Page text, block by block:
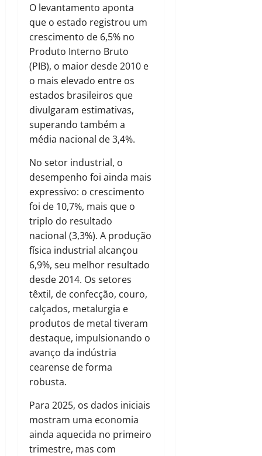
O levantamento aponta
que o estado registrou um
crescimento de 6,5% no
Produto Interno Bruto
(PIB), o maior desde 2010 e
o mais elevado entre os
estados brasileiros que
divulgaram estimativas,
superando também a
média nacional de 3,4%.
No setor industrial, o
desempenho foi ainda mais
expressivo: o crescimento
foi de 10,7%, mais que o
triplo do resultado
nacional (3,3%). A produção
física industrial alcançou
6,9%, seu melhor resultado
desde 2014. Os setores
têxtil, de confecção, couro,
calçados, metalurgia e
produtos de metal tiveram
destaque, impulsionando o
avanço da indústria
cearense de forma
robusta.
Para 2025, os dados iniciais
mostram uma economia
ainda aquecida no primeiro
trimestre, mas com